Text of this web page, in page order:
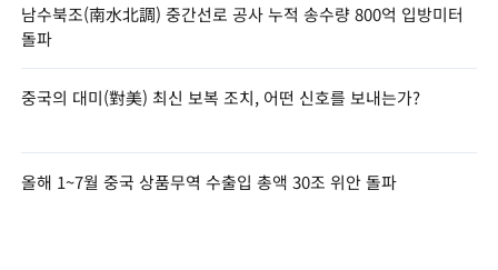
남수북조(南水北調) 중간선로 공사 누적 송수량 800억 입방미터
돌파
중국의 대미(對美) 최신 보복 조치, 어떤 신호를 보내는가?
올해 1~7월 중국 상품무역 수출입 총액 30조 위안 돌파